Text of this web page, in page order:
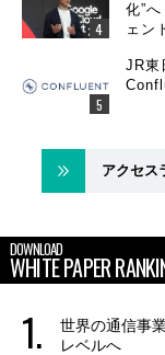
化”
ェン
JR東
アクセス
DOWNLOAD
WHITE PAPER
世界の通信事
レベルへ